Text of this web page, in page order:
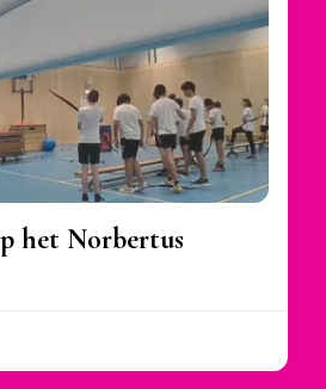
het Norbertus